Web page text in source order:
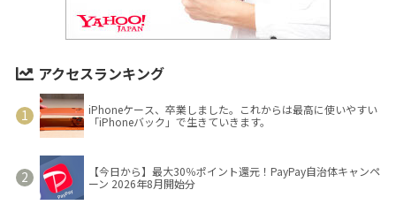
アクセスランキング
iPhoneケース、卒業しました。これからは最高に使いやすい
「iPhoneバック」で生きていきます。
【今日から】最大30％ポイント還元！PayPay自治体キャンペ
ーン 2026年8月開始分